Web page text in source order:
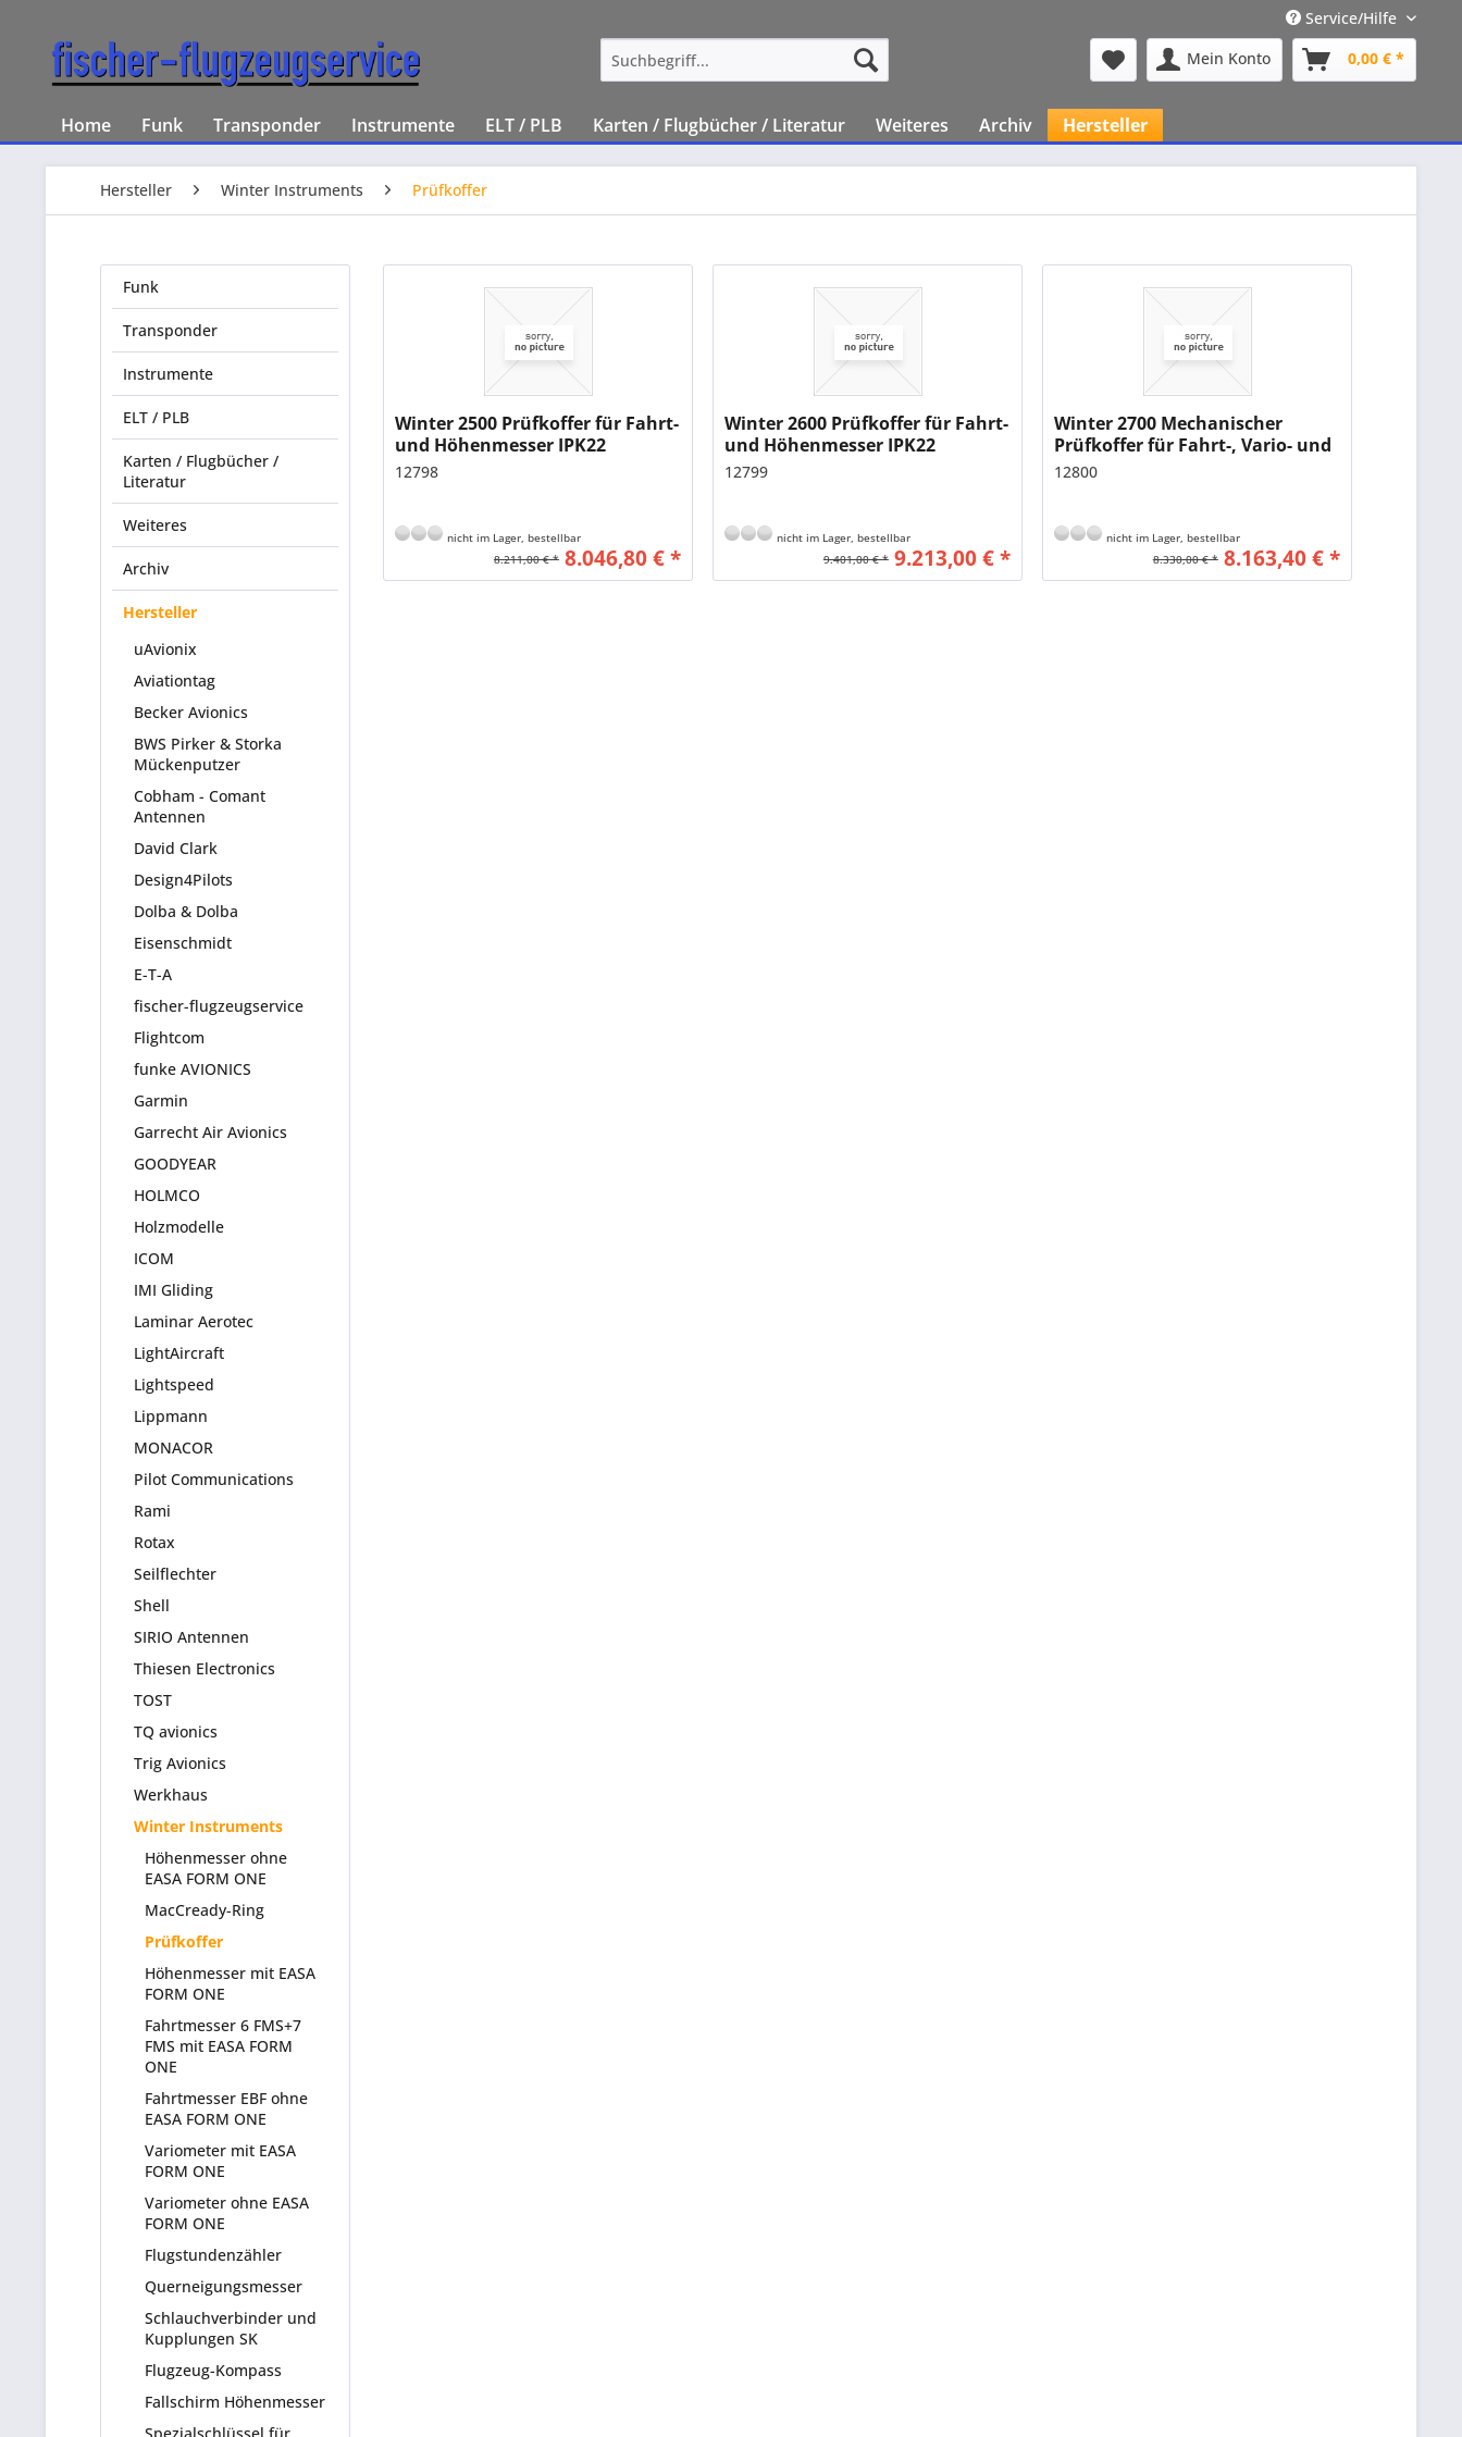
Service/Hilfe
Mein Konto
0,00 € *
Home Funk Transponder Instrumente ELT / PLB Karten / Flugbücher / Literatur Weiteres Archiv Hersteller
Hersteller Winter Instruments Prüfkoffer
Funk
Transponder
Instrumente
ELT / PLB
Karten / Flugbücher /
Literatur
Weiteres
Archiv
Hersteller
uAvionix
Aviationtag
Becker Avionics
BWS Pirker & Storka
Mückenputzer
Cobham - Comant
Antennen
David Clark
Design4Pilots
Dolba & Dolba
Eisenschmidt
E-T-A
fischer-flugzeugservice
Flightcom
funke AVIONICS
Garmin
Garrecht Air Avionics
GOODYEAR
HOLMCO
Holzmodelle
ICOM
IMI Gliding
Laminar Aerotec
LightAircraft
Lightspeed
Lippmann
MONACOR
Pilot Communications
Rami
Rotax
Seilflechter
Shell
SIRIO Antennen
Thiesen Electronics
TOST
TQ avionics
Trig Avionics
Werkhaus
Winter Instruments
Höhenmesser ohne
EASA FORM ONE
MacCready-Ring
Prüfkoffer
Höhenmesser mit EASA
FORM ONE
Fahrtmesser 6 FMS+7
FMS mit EASA FORM
ONE
Fahrtmesser EBF ohne
EASA FORM ONE
Variometer mit EASA
FORM ONE
Variometer ohne EASA
FORM ONE
Flugstundenzähler
Querneigungsmesser
Schlauchverbinder und
Kupplungen SK
Flugzeug-Kompass
Fallschirm Höhenmesser
Winter 2500 Prüfkoffer für Fahrt-
und Höhenmesser IPK22
12798
nicht im Lager, bestellbar
8.211,00 € * 8.046,80 € *
Winter 2600 Prüfkoffer für Fahrt-
und Höhenmesser IPK22
12799
nicht im Lager, bestellbar
9.401,00 € * 9.213,00 € *
Winter 2700 Mechanischer
Prüfkoffer für Fahrt-, Vario- und
Höhenmesser IPKM23
12800
nicht im Lager, bestellbar
8.330,00 € * 8.163,40 € *